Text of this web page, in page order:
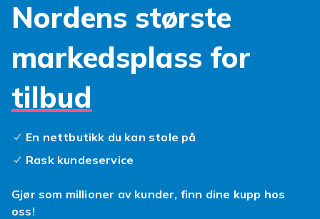
Nordens største
markedsplass for
tilbud
En nettbutikk du kan stole på
Rask kundeservice
Gjør som millioner av kunder, finn dine kupp hos
oss!